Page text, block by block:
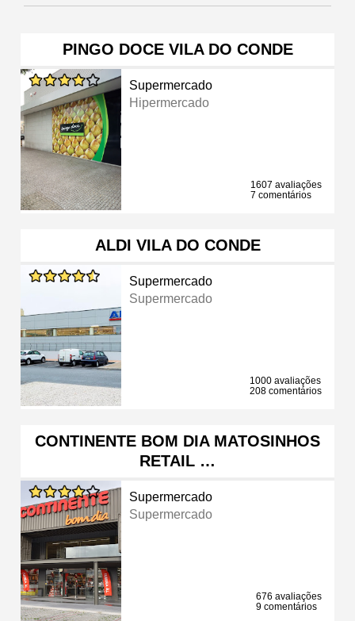
PINGO DOCE VILA DO CONDE
Supermercado
Hipermercado
1607 avaliações
7 comentários
ALDI VILA DO CONDE
Supermercado
Supermercado
1000 avaliações
208 comentários
CONTINENTE BOM DIA MATOSINHOS
RETAIL …
Supermercado
Supermercado
676 avaliações
9 comentários